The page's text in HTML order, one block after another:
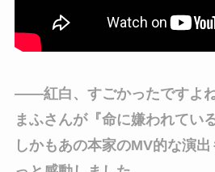
――紅白、すごかったですよ
まふさんが『命に嫌われてい
しかもあの本家のMV的な演